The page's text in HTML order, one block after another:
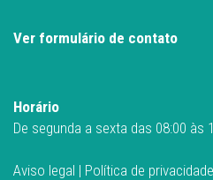
Ver formulário de contato
Horário
De segunda a sexta das 08:00 às
Aviso legal | Política de privacidade